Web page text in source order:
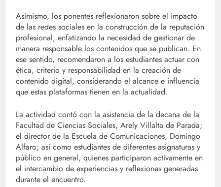
Asimismo, los ponentes reflexionaron sobre el impacto
de las redes sociales en la construcción de la reputación
profesional, enfatizando la necesidad de gestionar de
manera responsable los contenidos que se publican. En
ese sentido, recomendaron a los estudiantes actuar con
ética, criterio y responsabilidad en la creación de
contenido digital, considerando el alcance e influencia
que estas plataformas tienen en la actualidad.
La actividad contó con la asistencia de la decana de la
Facultad de Ciencias Sociales, Arely Villalta de Parada;
el director de la Escuela de Comunicaciones, Domingo
Alfaro; así como estudiantes de diferentes asignaturas y
público en general, quienes participaron activamente en
el intercambio de experiencias y reflexiones generadas
durante el encuentro.